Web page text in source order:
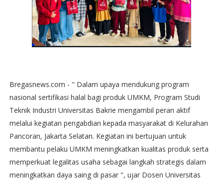
Bregasnews.com - " Dalam upaya mendukung program
nasional sertifikasi halal bagi produk UMKM, Program Studi
Teknik Industri Universitas Bakrie mengambil peran aktif
melalui kegiatan pengabdian kepada masyarakat di Kelurahan
Pancoran, Jakarta Selatan. Kegiatan ini bertujuan untuk
membantu pelaku UMKM meningkatkan kualitas produk serta
memperkuat legalitas usaha sebagai langkah strategis dalam
meningkatkan daya saing di pasar ", ujar Dosen Universitas